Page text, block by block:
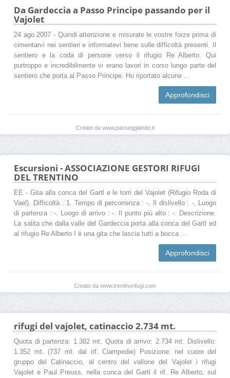
Da Gardeccia a Passo Principe passando per il
Vajolet
24 ago 2007 - Quindi attenzione e misurate le vostre forze prima di
cimentarvi nei sentieri e informatevi bene sulle difficoltà presenti. Il
sentiero e la coda di persone verso il rifugio Re Alberto. Qui
purtroppo e incredibilmente vi erano lavori in corso lungo parte del
sentiero che porta al Passo Principe. Ho riportato alcune ...
Approfondisci
Creato da www.passeggiando.it
Escursioni - ASSOCIAZIONE GESTORI RIFUGI
DEL TRENTINO
EE - Gita alla conca del Gartl e le torri del Vajolet (Rifugio Roda di
Vael). Difficoltà : 1. Tempo di percorrenza : -. Il dislivello : -. Luogo
di partenza : -. Luogo di arrivo : -. Il punto più alto : -. Descrizione.
La salita che dalla valle del Gardeccia porta alla conca del Gartl ed
al rifugio Re Alberto I è una gita che lascia tutti a bocca ...
Approfondisci
Creato da www.trentinorifugi.com
rifugi del vajolet, catinaccio 2.734 mt.
Quota di partenza: 1.382 mt. Quota di arrivo: 2.734 mt. Dislivello:
1.352 mt. (737 mt. dal rif. Ciampedie) Posizione: nel cuore del
gruppo del Catinaccio, al centro del vallone del Vajolet i rifugi
Vajolet e Paul Preuss, nella conca del Gartl il rif. Re Alberto, sul